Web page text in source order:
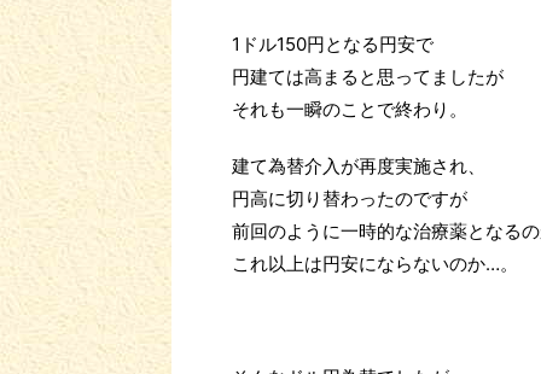
1ドル150円となる円安で
円建ては高まると思ってましたが
それも一瞬のことで終わり。
建て為替介入が再度実施され、
円高に切り替わったのですが
前回のように一時的な治療薬となる
これ以上は円安にならないのか…。